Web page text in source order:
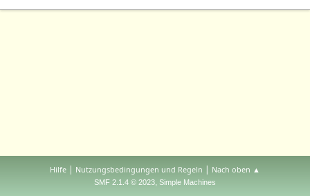
Hilfe | Nutzungsbedingungen und Regeln | Nach oben ▲
SMF 2.1.4 © 2023, Simple Machines